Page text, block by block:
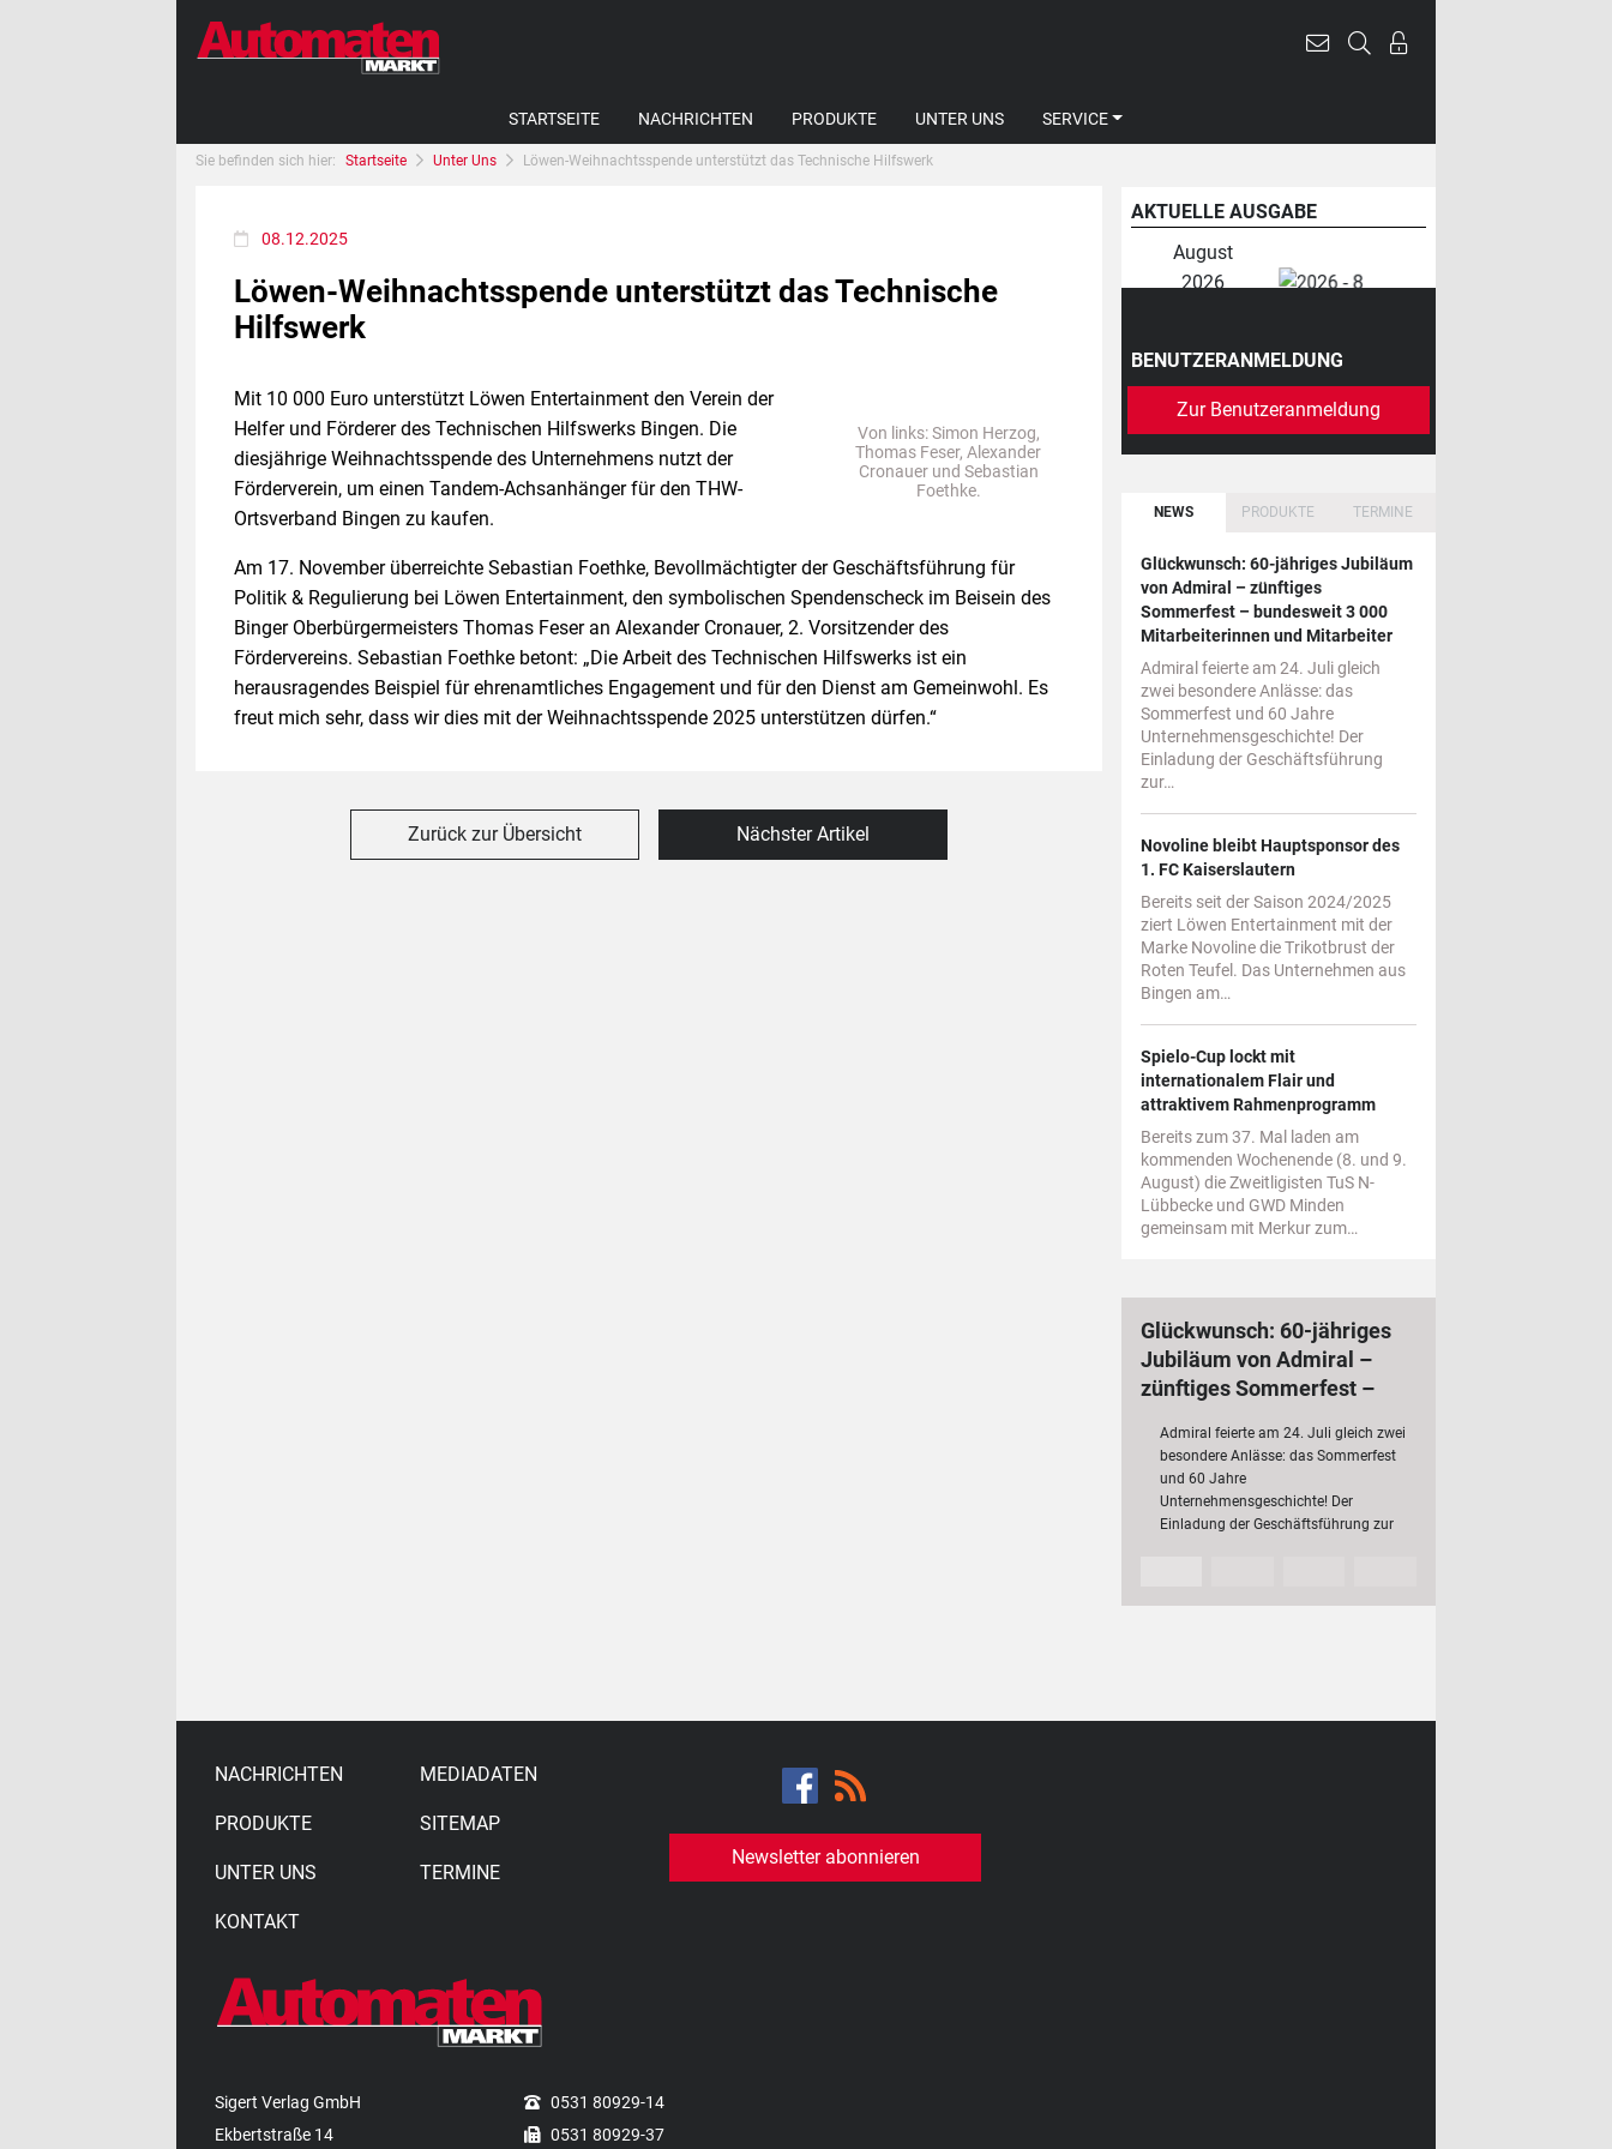
STARTSEITE NACHRICHTEN PRODUKTE UNTER UNS SERVICE
Sie befinden sich hier: Startseite Unter Uns Löwen-Weihnachtsspende unterstützt das Technische Hilfswerk
08.12.2025
Löwen-Weihnachtsspende unterstützt das Technische
Hilfswerk
Von links: Simon Herzog,
Thomas Feser, Alexander
Cronauer und Sebastian
Foethke.
Mit 10 000 Euro unterstützt Löwen Entertainment den Verein der
Helfer und Förderer des Technischen Hilfswerks Bingen. Die
diesjährige Weihnachtsspende des Unternehmens nutzt der
Förderverein, um einen Tandem-Achsanhänger für den THW-
Ortsverband Bingen zu kaufen.
Am 17. November überreichte Sebastian Foethke, Bevollmächtigter der Geschäftsführung für
Politik & Regulierung bei Löwen Entertainment, den symbolischen Spendenscheck im Beisein des
Binger Oberbürgermeisters Thomas Feser an Alexander Cronauer, 2. Vorsitzender des
Fördervereins. Sebastian Foethke betont: „Die Arbeit des Technischen Hilfswerks ist ein
herausragendes Beispiel für ehrenamtliches Engagement und für den Dienst am Gemeinwohl. Es
freut mich sehr, dass wir dies mit der Weihnachtsspende 2025 unterstützen dürfen.“
Zurück zur Übersicht Nächster Artikel
AKTUELLE AUSGABE
August
2026
BENUTZERANMELDUNG
Zur Benutzeranmeldung
NEWS PRODUKTE TERMINE
Glückwunsch: 60-jähriges Jubiläum
von Admiral – zünftiges
Sommerfest – bundesweit 3 000
Mitarbeiterinnen und Mitarbeiter
Admiral feierte am 24. Juli gleich
zwei besondere Anlässe: das
Sommerfest und 60 Jahre
Unternehmensgeschichte! Der
Einladung der Geschäftsführung
zur…
Novoline bleibt Hauptsponsor des
1. FC Kaiserslautern
Bereits seit der Saison 2024/2025
ziert Löwen Entertainment mit der
Marke Novoline die Trikotbrust der
Roten Teufel. Das Unternehmen aus
Bingen am…
Spielo-Cup lockt mit
internationalem Flair und
attraktivem Rahmenprogramm
Bereits zum 37. Mal laden am
kommenden Wochenende (8. und 9.
August) die Zweitligisten TuS N-
Lübbecke und GWD Minden
gemeinsam mit Merkur zum…
Glückwunsch: 60-jähriges
Jubiläum von Admiral –
zünftiges Sommerfest –
Mitarbeiterinnen und
Mitarbeiter
Admiral feierte am 24. Juli gleich zwei
besondere Anlässe: das Sommerfest
und 60 Jahre
Unternehmensgeschichte! Der
Einladung der Geschäftsführung zur
NACHRICHTEN
PRODUKTE
UNTER UNS
KONTAKT
MEDIADATEN
SITEMAP
TERMINE
Newsletter abonnieren
Sigert Verlag GmbH
Ekbertstraße 14
0531 80929-14
0531 80929-37